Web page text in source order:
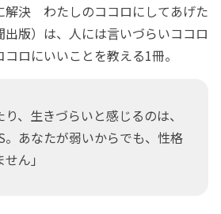
解決 わたしのココロにしてあげた
版）は、人には言いづらいココロ
ロにいいことを教える1冊。
、生きづらいと感じるのは、
。あなたが弱いからでも、性格
ん」